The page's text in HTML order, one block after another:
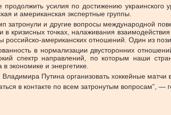
усилия по достижению
и американская экспертные группы.
затронули и другие вопросы международной
в кризисных точках, налаживания
американских отношений. Один из
в нормализации двусторонних
спектр направлений, по которым наши
экономике и энергетике.
Путина организовать хоккейные
в контакте по всем затронутым вопросам”, —